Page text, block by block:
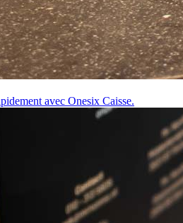
avec Onesix Caisse.